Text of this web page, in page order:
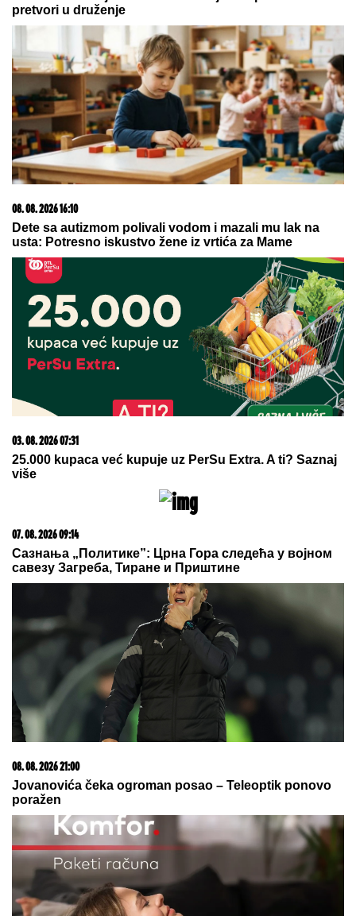
ON JE NOVI UČESNIK ELITE 10
Željko Mitrović
potvrdio njegov ulazak: Nestao iz javnosti, pa pravio
skandale i bio hapšen
ARAKČI JASAN:Muslimanske
zemlje treba da se oslone na sebe
ČOKO-MOKO TORTAsa gotovim
korama - kremasta, brza i savršena
za vikend: Recept za poslasticu za
koju vam šporet nije potreban
Virtus će igrati ABA ligu i to u
VELIKI USPEH!Srbija osvojila
medalju na prvenstvu Evrope!
"HOĆEŠ TI DA SE SKIDAŠ ILI JA DA
TE SKINEM?"
Pevačica doživela
jezivo zlostavljanje, o traumi samo
jednom govorila: "Ceo dan sam bila
zaključana"
Novi udarac za Jelenu Radanović nakon drame sa
Raletom i Anom Nikolić: Oglasila se zbog
novonastale situacije